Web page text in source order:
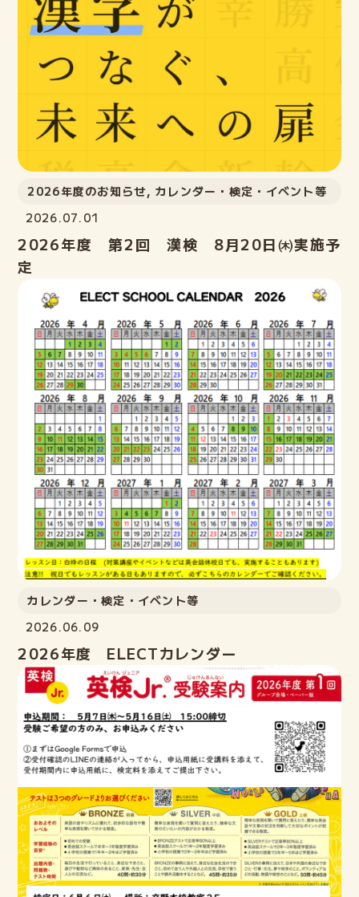
lock ELECT生の部屋
2026年度のお知らせ,カレンダー・検定・イベント等
2026.07.01
2026年度 第2回 漢検 8月20日㈭実施予
定
カレンダー・検定・イベント等
2026.06.09
2026年度 ELECTカレンダー